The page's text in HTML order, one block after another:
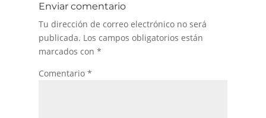
Enviar comentario
Tu dirección de correo electrónico no será
publicada. Los campos obligatorios están
marcados con *
Comentario *